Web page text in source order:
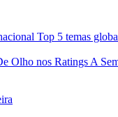
Top 5 temas
Olho nos RatingsA